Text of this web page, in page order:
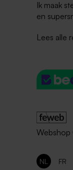
Ik maak
en
Lees alle
Webshop
NL FR